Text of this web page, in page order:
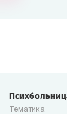
Тематика